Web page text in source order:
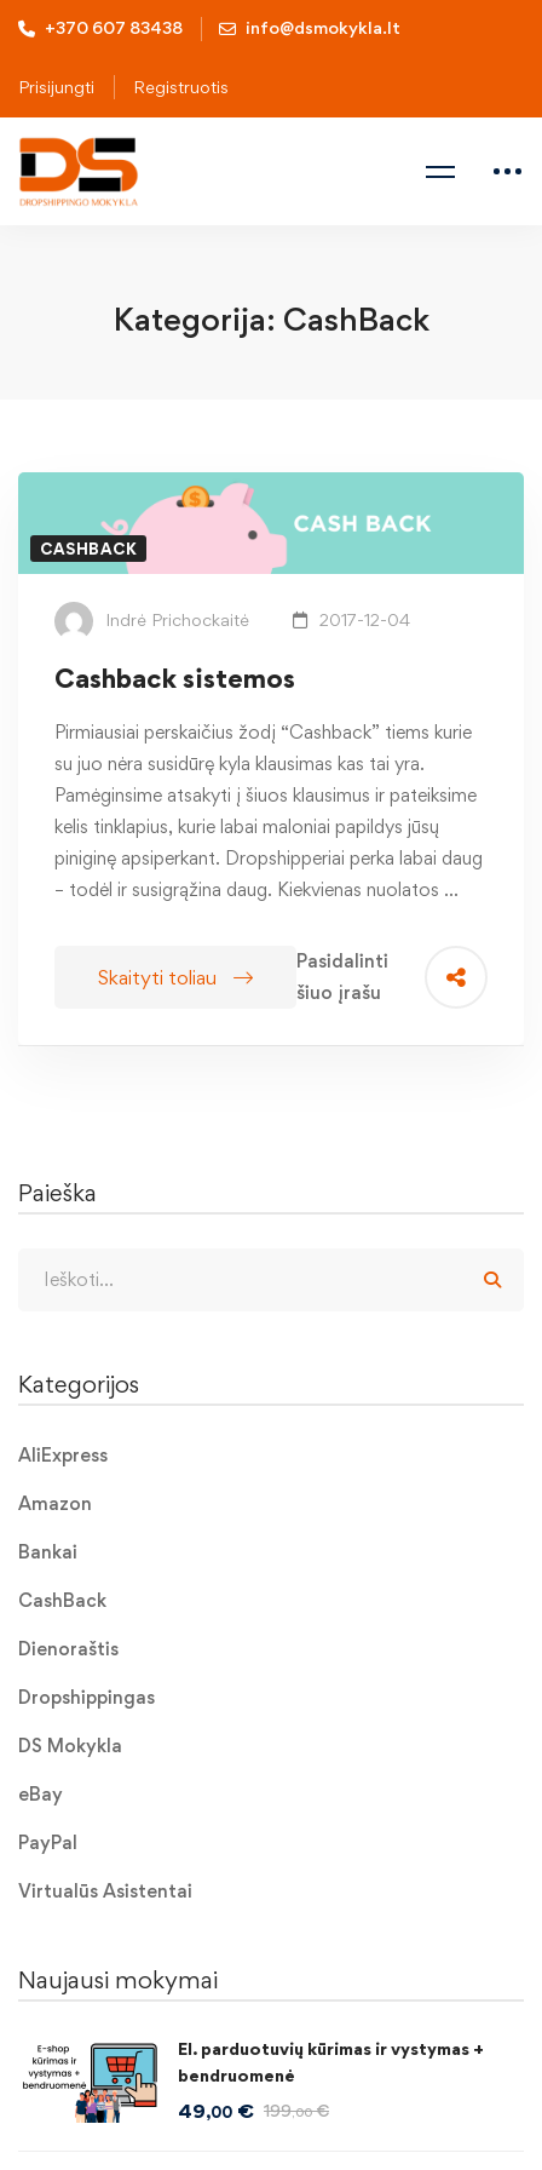
+370 607 83438 info@dsmokykla.lt
Prisijungti Registruotis
Kategorija: CashBack
CASHBACK
Indrė Prichockaitė 2017-12-04
Cashback sistemos
Pirmiausiai perskaičius žodį “Cashback” tiems kurie
su juo nėra susidūrę kyla klausimas kas tai yra.
Pamėginsime atsakyti į šiuos klausimus ir pateiksime
kelis tinklapius, kurie labai maloniai papildys jūsų
piniginę apsiperkant. Dropshipperiai perka labai daug
– todėl ir susigrąžina daug. Kiekvienas nuolatos …
Skaityti toliau
Pasidalinti
šiuo įrašu
Paieška
Kategorijos
AliExpress
Amazon
Bankai
CashBack
Dienoraštis
Dropshippingas
DS Mokykla
eBay
PayPal
Virtualūs Asistentai
Naujausi mokymai
El. parduotuvių kūrimas ir vystymas +
bendruomenė
49,00 € 199,00 €